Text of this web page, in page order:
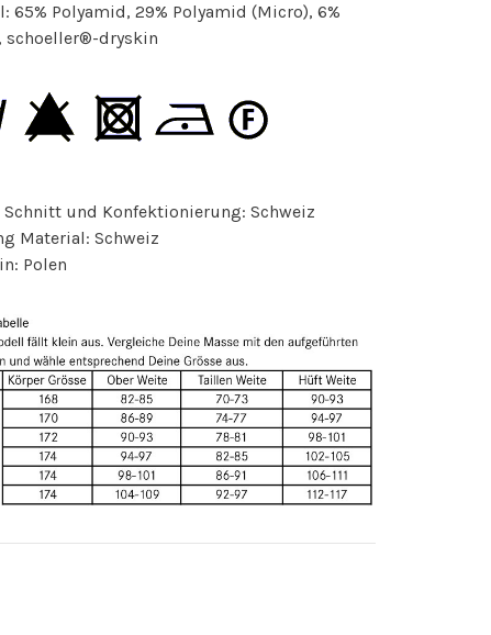
65% Polyamid, 29% Polyamid (Micro), 6%
schoeller®-dryskin
Schnitt und Konfektionierung: Schweiz
Material: Schweiz
Polen